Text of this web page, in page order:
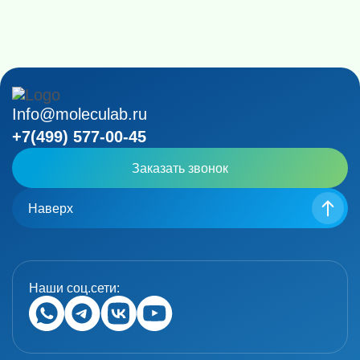
Info@moleculab.ru
+7(499) 577-00-45
Заказать звонок
Наверх
Наши соц.сети: